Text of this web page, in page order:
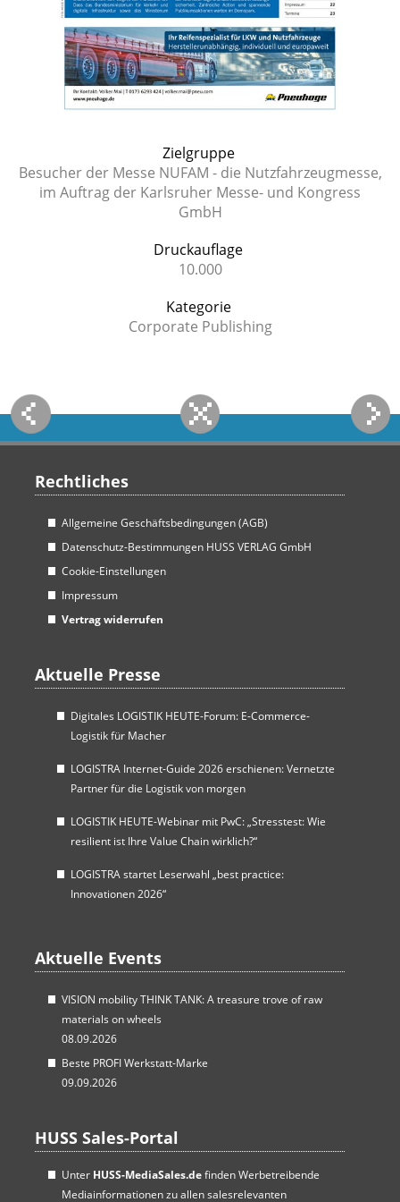
Zielgruppe
Besucher der Messe NUFAM - die Nutzfahrzeugmesse,
im Auftrag der Karlsruher Messe- und Kongress
GmbH
Druckauflage
10.000
Kategorie
Corporate Publishing
Rechtliches
Allgemeine Geschäftsbedingungen (AGB)
Datenschutz-Bestimmungen HUSS VERLAG GmbH
Cookie-Einstellungen
Impressum
Vertrag widerrufen
Aktuelle Presse
Digitales LOGISTIK HEUTE-Forum: E-Commerce-
Logistik für Macher
LOGISTRA Internet-Guide 2026 erschienen: Vernetzte
Partner für die Logistik von morgen
LOGISTIK HEUTE-Webinar mit PwC: „Stresstest: Wie
resilient ist Ihre Value Chain wirklich?“
LOGISTRA startet Leserwahl „best practice:
Innovationen 2026“
Aktuelle Events
VISION mobility THINK TANK: A treasure trove of raw
materials on wheels
08.09.2026
Beste PROFI Werkstatt-Marke
09.09.2026
HUSS Sales-Portal
Unter HUSS-MediaSales.definden Werbetreibende
Mediainformationen zu allen salesrelevanten